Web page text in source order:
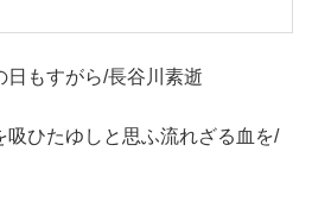
もすがら/長谷川素逝
吸ひたゆしと思ふ流れざる血を/